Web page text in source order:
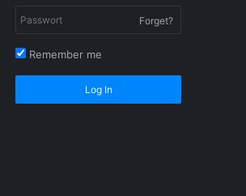
Forget?
Remember me
Log In